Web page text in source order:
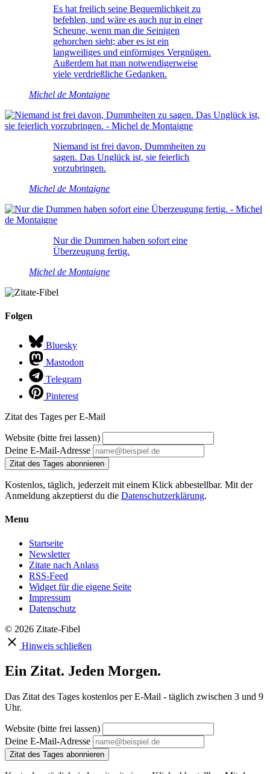
Es hat freilich seine Bequemlichkeit zu
befehlen, und wäre es auch nur in einer
Scheune, wenn man die Seinigen
gehorchen sieht; aber es ist ein
langweiliges und einförmiges Vergnügen.
Außerdem hat man notwendigerweise
viele verdrießliche Gedanken.
Michel de Montaigne
Niemand ist frei davon, Dummheiten zu
sagen. Das Unglück ist, sie feierlich
vorzubringen.
Michel de Montaigne
Nur die Dummen haben sofort eine
Überzeugung fertig.
Michel de Montaigne
Folgen
Bluesky
Mastodon
Telegram
Pinterest
Zitat des Tages per E-Mail
Website (bitte frei lassen)
Deine E-Mail-Adresse
Zitat des Tages abonnieren
Kostenlos, täglich, jederzeit mit einem Klick abbestellbar. Mit der
Anmeldung akzeptierst du die Datenschutzerklärung.
Menu
Startseite
Newsletter
Zitate nach Anlass
RSS-Feed
Widget für die eigene Seite
Impressum
Datenschutz
© 2026 Zitate-Fibel
Hinweis schließen
Ein Zitat. Jeden Morgen.
Das Zitat des Tages kostenlos per E-Mail - täglich zwischen 3 und 9
Uhr.
Website (bitte frei lassen)
Deine E-Mail-Adresse
Zitat des Tages abonnieren